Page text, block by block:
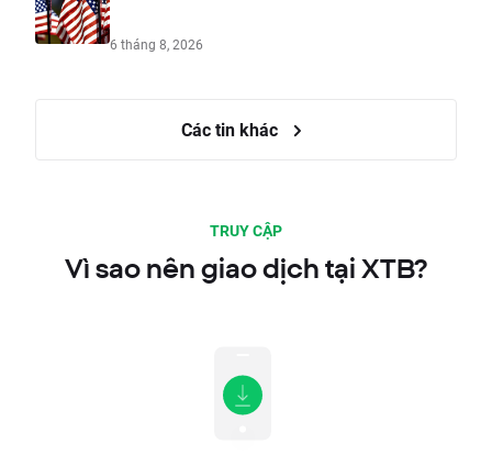
6 tháng 8, 2026
Các tin khác
TRUY CẬP
Vì sao nên giao dịch tại XTB?